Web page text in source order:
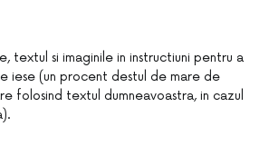
textul si imaginile in instructiuni pentru a
iese (un procent destul de mare de
folosind textul dumneavoastra, in cazul